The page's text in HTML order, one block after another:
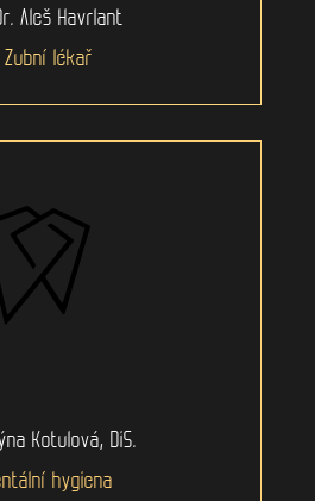
Aleš Havrlant
Zubní lékař
Kotulová, DiS.
hygiena